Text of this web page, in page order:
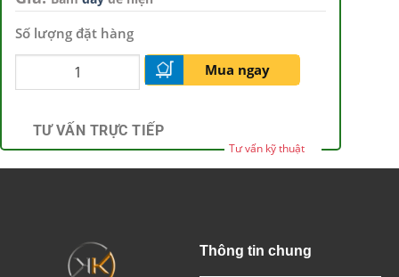
Số lượng đặt hàng
Mua ngay
TƯ VẤN TRỰC TIẾP
Tư vấn kỹ thuật
Thông tin chung